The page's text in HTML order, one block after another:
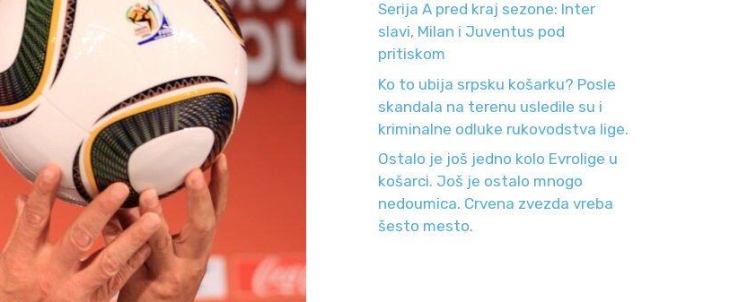
Serija A pred kraj sezone: Inter
slavi, Milan i Juventus pod
pritiskom
Ko to ubija srpsku košarku? Posle
skandala na terenu usledile su i
kriminalne odluke rukovodstva lige.
Ostalo je još jedno kolo Evrolige u
košarci. Još je ostalo mnogo
nedoumica. Crvena zvezda vreba
šesto mesto.